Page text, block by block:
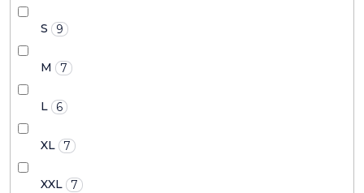
S 9
M 7
L 6
XL 7
XXL 7